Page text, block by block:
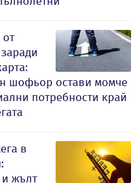
шофьор остави момче
потребности край
в
жълт